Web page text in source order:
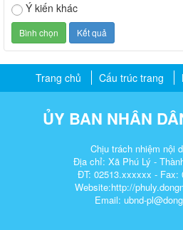
Ý kiến khác
Trang chủ Cấu trúc trang
ỦY BAN NHÂN
Chịu trách nhiệm nội
Địa chỉ: Xã Phú Lý -
ĐT: 02513.xxxxxx - Fax:
Website:http://
Email: ubnd-